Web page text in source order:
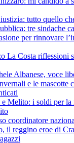
tutto quello
tre sindache
per rinnovare
La Costa riflessioni
Albanese, voce
e le mascotte
Melito: i soldi per la
coordinatore
il reggino eroe di